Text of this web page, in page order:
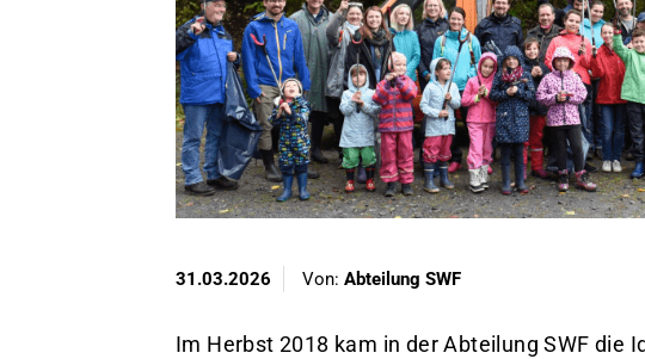
31.03.2026 Von: Abteilung SWF
Im Herbst 2018 kam in der Abteilung SWF die